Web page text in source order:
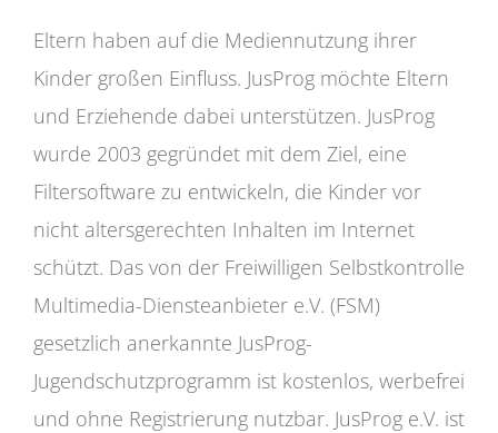
Eltern haben auf die Mediennutzung ihrer
Kinder großen Einfluss. JusProg möchte Eltern
und Erziehende dabei unterstützen. JusProg
wurde 2003 gegründet mit dem Ziel, eine
Filtersoftware zu entwickeln, die Kinder vor
nicht altersgerechten Inhalten im Internet
schützt. Das von der Freiwilligen Selbstkontrolle
Multimedia-Diensteanbieter e.V. (FSM)
gesetzlich anerkannte JusProg-
Jugendschutzprogramm ist kostenlos, werbefrei
und ohne Registrierung nutzbar. JusProg e.V. ist